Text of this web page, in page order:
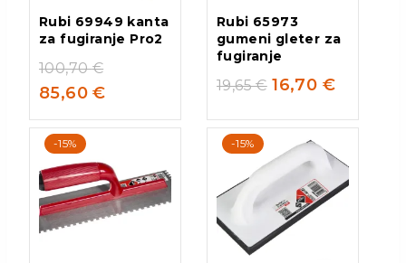
Rubi 69949 kanta
za fugiranje Pro2
100,70€
85,60€
Rubi 65973
gumeni gleter za
fugiranje
19,65€ 16,70 €
-15% -15%